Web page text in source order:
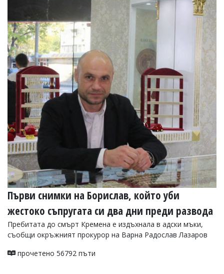
Първи снимки на Борислав, който уби
жестоко съпругата си два дни преди развода
Пребитата до смърт Кремена е издъхнала в адски мъки,
съобщи окръжният прокурор на Варна Радослав Лазаров
прочетено 56792 пъти